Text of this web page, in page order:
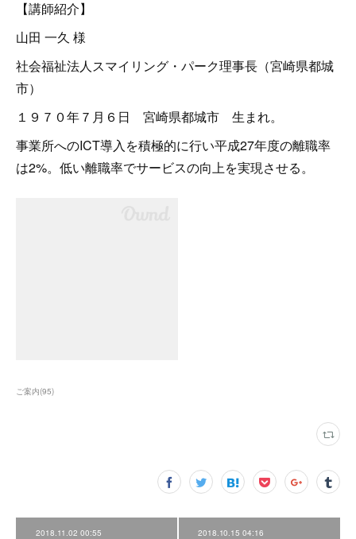
【講師紹介】
山田 一久 様
社会福祉法人スマイリング・パーク理事長（宮崎県都城
市）
１９７０年７月６日 宮崎県都城市 生まれ。
事業所へのICT導入を積極的に行い平成27年度の離職率
は2%。低い離職率でサービスの向上を実現させる。
ご案内(95)
2018.11.02 00:55 2018.10.15 04:16